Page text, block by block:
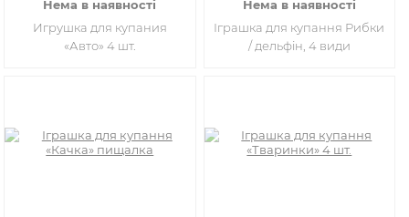
Нема в наявності
Игрушка для купания
«Авто» 4 шт.
Нема в наявності
Іграшка для купання Рибки
/ дельфін, 4 види